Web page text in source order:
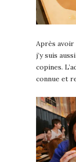
Après avoir
j’y suis
copines.
connue et